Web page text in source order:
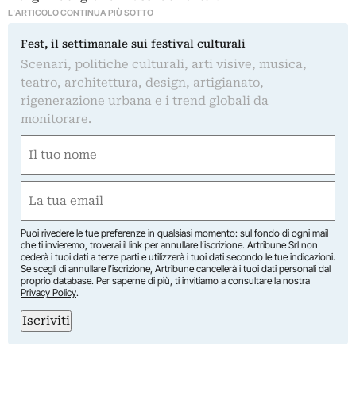
L'ARTICOLO CONTINUA PIÙ SOTTO
Fest, il settimanale sui festival culturali
Scenari, politiche culturali, arti visive, musica,
teatro, architettura, design, artigianato,
rigenerazione urbana e i trend globali da
monitorare.
(Required)
(Required)
Puoi rivedere le tue preferenze in qualsiasi momento: sul fondo di ogni mail
che ti invieremo, troverai il link per annullare l’iscrizione. Artribune Srl non
cederà i tuoi dati a terze parti e utilizzerà i tuoi dati secondo le tue indicazioni.
Se scegli di annullare l’iscrizione, Artribune cancellerà i tuoi dati personali dal
proprio database. Per saperne di più, ti invitiamo a consultare la nostra
Privacy Policy.
Iscriviti